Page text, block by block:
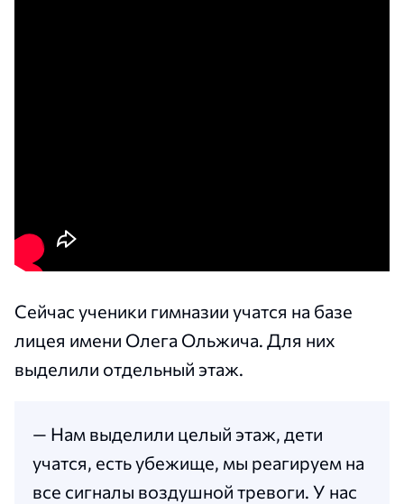
Сейчас ученики гимназии учатся на базе
лицея имени Олега Ольжича. Для них
выделили отдельный этаж.
— Нам выделили целый этаж, дети
учатся, есть убежище, мы реагируем на
все сигналы воздушной тревоги. У нас